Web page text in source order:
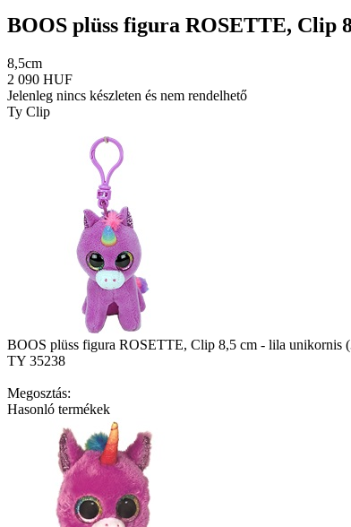
BOOS plüss figura ROSETTE, Clip
8,5cm
2 090 HUF
Jelenleg nincs készleten és nem rendelhető
Ty Clip
BOOS plüss figura ROSETTE, Clip 8,5 cm - lila unikornis
TY 35238
Megosztás:
Hasonló termékek